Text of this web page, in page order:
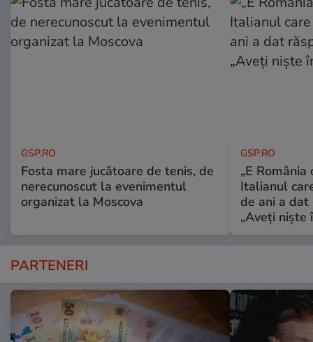
GSP.RO
Fosta mare jucătoare de tenis, de
nerecunoscut la evenimentul
organizat la Moscova
GSP.RO
„E
Italianul
de ani a
„Aveți niște
PARTENERI